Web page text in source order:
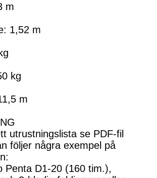
m
1,52 m
kg
m
utrustningslista se PDF-fil
följer några exempel på
Penta D1-20 (160 tim.),